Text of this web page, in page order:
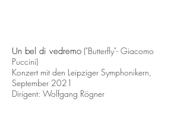
Un bel di vedremo ("Butterfly"- Giacomo
Puccini)
Konzert mit den Leipziger Symphonikern,
September 2021
Dirigent: Wolfgang Rögner